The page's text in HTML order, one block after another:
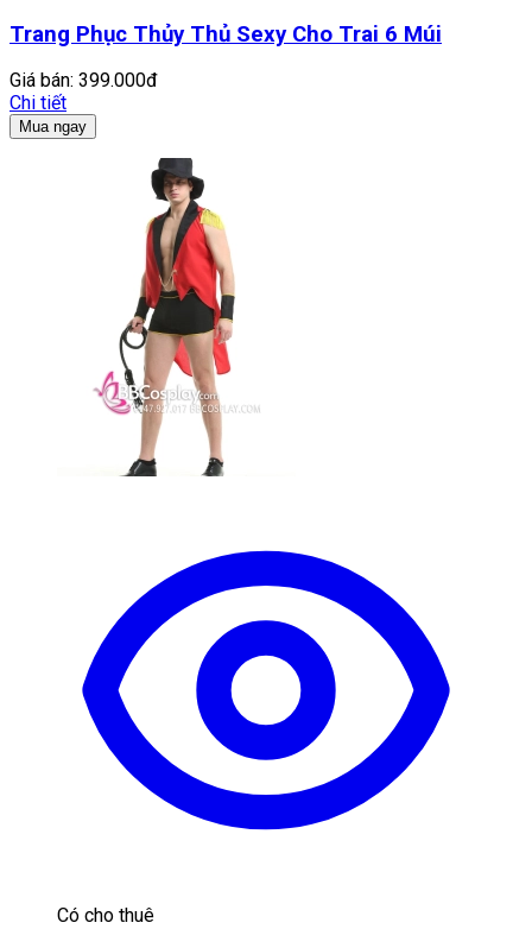
Trang Phục Thủy Thủ Sexy Cho Trai 6 Múi
Giá bán: 399.000đ
Chi tiết
Mua ngay
Có cho thuê